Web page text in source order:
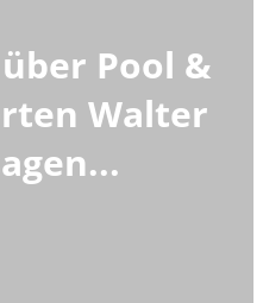
Pool &
Walter